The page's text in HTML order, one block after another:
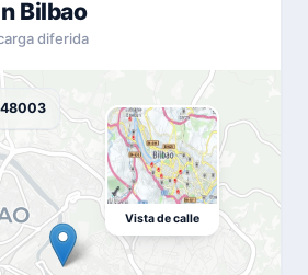
Bilbao
diferida
48003
Vista de calle